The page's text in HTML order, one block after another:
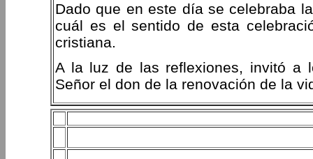
Dado que en este día se celebraba
cuál es el sentido de esta
cristiana.
A la luz de las reflexiones, invitó a
Señor el don de la renovación de la